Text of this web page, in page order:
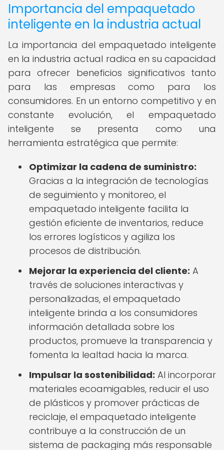
Importancia del empaquetado
inteligente en la industria actual
La importancia del empaquetado inteligente
en la industria actual radica en su capacidad
para ofrecer beneficios significativos tanto
para las empresas como para los
consumidores. En un entorno competitivo y en
constante evolución, el empaquetado
inteligente se presenta como una
herramienta estratégica que permite:
Optimizar la cadena de suministro:
Gracias a la integración de tecnologías
de seguimiento y monitoreo, el
empaquetado inteligente facilita la
gestión eficiente de inventarios, reduce
los errores logísticos y agiliza los
procesos de distribución.
Mejorar la experiencia del cliente: A
través de soluciones interactivas y
personalizadas, el empaquetado
inteligente brinda a los consumidores
información detallada sobre los
productos, promueve la transparencia y
fomenta la lealtad hacia la marca.
Impulsar la sostenibilidad: Al incorporar
materiales ecoamigables, reducir el uso
de plásticos y promover prácticas de
reciclaje, el empaquetado inteligente
contribuye a la construcción de un
sistema de packaging más responsable